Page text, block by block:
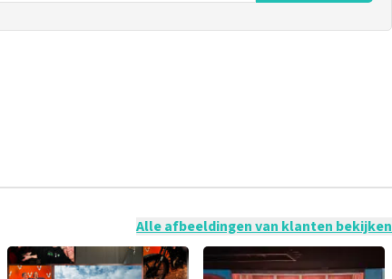
om een review achter te laten als je geen tickets
Alle afbeeldingen van klanten bekijken